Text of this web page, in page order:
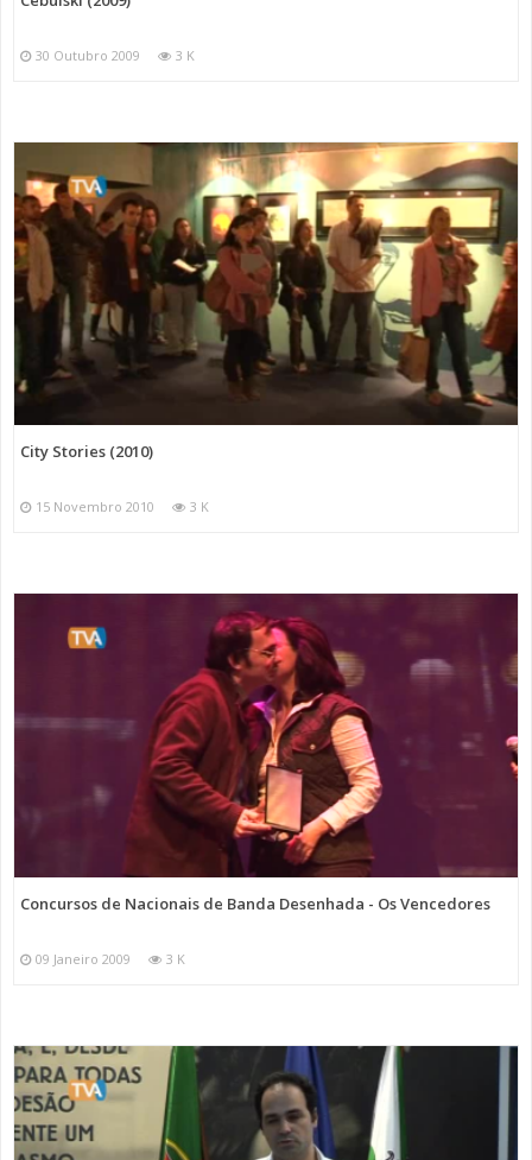
30 Outubro 2009 3 K
City Stories (2010)
15 Novembro 2010 3 K
Concursos de Nacionais de Banda Desenhada - Os Vencedores
09 Janeiro 2009 3 K